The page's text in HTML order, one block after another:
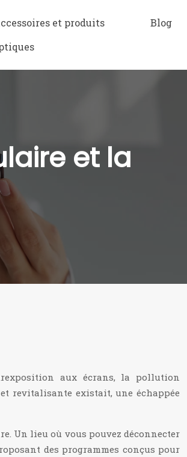
et produits
Blog
et la
aux écrans, la pollution
revitalisante existait, une échappée
Un lieu où vous pouvez déconnecter
des programmes conçus pour